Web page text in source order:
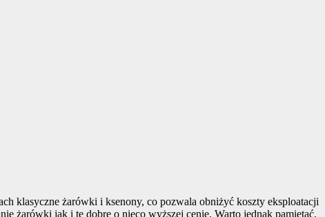
klasyczne żarówki i ksenony, co pozwala obniżyć koszty eksploatacji
żarówki jak i te dobre o nieco wyższej cenie. Warto jednak pamiętać,